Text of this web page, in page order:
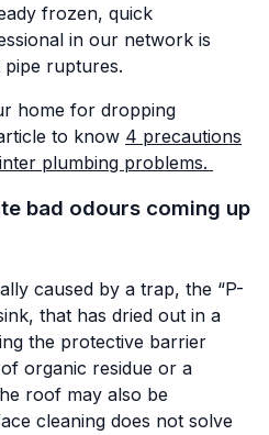
frozen, quick
in our network is
ruptures.
home for dropping
to know 4 precautions
plumbing problems.
bad odours coming up
caused by a trap, the “P-
that has dried out in a
the protective barrier
organic residue or a
roof may also be
cleaning does not solve